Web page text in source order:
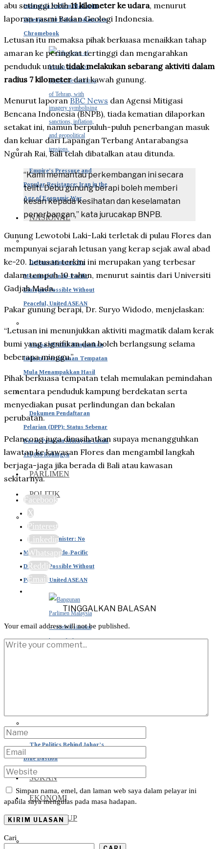
Indonesia Nadiem Makarim
Dipenjara 10 Tahun Dalam Kes
Chromebook
Empire’s Pressure and
Popular Resistance: Iran in the
Age of Economic War
NASIONAL
Defence Minister: No
Meaningful Indo-Pacific
Dialogue Possible Without
Peaceful, United ASEAN
Usaha MINDEF Bangunkan
Industri Pertahanan Tempatan
Mula Menampakkan Hasil
Dokumen Pendaftaran
Pelarian (DPP): Status Sebenar
Dasar Pelarian Malaysia Untuk
126,000 Rohingya
PARLIMEN
POLITIK
Defence Minister: No
Meaningful Indo-Pacific
Dialogue Possible Without
Peaceful, United ASEAN
The Politics Behind Johor’s
Blue Bastion
SUKAN
EKONOMI
GAYA HIDUP
abu setinggi lebih11 kilometer ke udara, menurut
laporan rasmi Badan Geologi Indonesia.
Letusan itu memaksa pihak berkuasa menaikkan tahap
amaran ke peringkat tertinggi dan mengarahkan
penduduk untuktidak melakukan sebarang aktiviti dalam
radius 7 kilometerdari kawah gunung.
Menurut laporan BBC News dan Agensi Mitigasi
Bencana Indonesia (BNPB), tiada kematian dilaporkan
setakat ini, namun berpuluh-puluh penerbangan masuk
dan keluar dari Lapangan Terbang Antarabangsa
Ngurah Rai, Bali telah dibatalkan atau ditunda.
“Kami memantau perkembangan ini secara
teliti. Debu gunung berapi boleh memberi
kesan kepada kesihatan dan keselamatan
penerbangan,” kata jurucakap BNPB.
Gunung Lewotobi Laki-Laki terletak di pulau Flores dan
mempunyai sejarah letusan yang kerap sejak awal abad
ke-20. Letusan terkini ini merupakan yang terbesar
dalam tempoh 10 tahun, menurut saintis dari Universiti
Gadjah Mada.
Pakar gunung berapi, Dr. Suryo Widodo, menjelaskan:
“Letusan ini menunjukkan aktiviti magmatik dalam kerak
bumi yang signifikan dan boleh berlangsung selama
beberapa minggu.”
Pihak berkuasa tempatan telah memulakan pemindahan
sementara penduduk kampung berdekatan serta
menyediakan pusat perlindungan dan bekalan
perubatan.
Pelancong juga dinasihatkan supaya menangguhkan
lawatan ke kawasan Flores dan mengambil langkah
berjaga-jaga jika berada di Bali atau kawasan
sekitarnya.
Facebook
X
Pinterest
Linkedin
Whatsapp
Reddit
Email
TINGGALKAN BALASAN
Your email address will not be published.
Simpan nama, emel, dan laman web saya dalam pelayar ini
apabila saya mengulas pada masa hadapan.
Cari